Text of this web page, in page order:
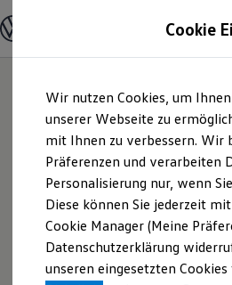
Hauptinhalt
springen
Footer
springen
Modelle und Konfigurator
Modelle vergleichen
Elektroautos
ENERGY Sondermodelle
Nutzfahrzeuge
SUV und CUV
Familienautos
Kombis
Kompaktwagen
Sportwagen
Schnell verfügbare Fahrzeuge
Angebote und Produkte
Aktuelle Angebote
E-Auto-Förderung
Cookie
Wir nutzen Cookies, um
unserer Webseite zu
mit Ihnen zu verbessern. Wir
Präferenzen und verarbeiten
Personalisierung nur, wenn
Diese können Sie jederzeit
Cookie Manager (Meine
Datenschutzerklärung
unseren eingesetzten